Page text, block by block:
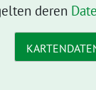
deren